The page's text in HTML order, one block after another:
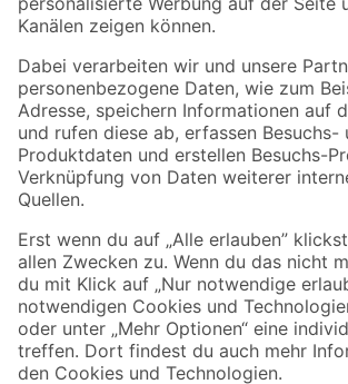
Folge uns
Zahlungsarten Versandarten
Sicher einkaufen
Jetzt die toom-App herunterladen